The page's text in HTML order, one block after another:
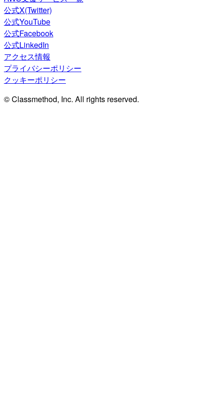
公式X(Twitter)
公式YouTube
公式Facebook
公式LinkedIn
アクセス情報
プライバシーポリシー
クッキーポリシー
© Classmethod, Inc. All rights reserved.